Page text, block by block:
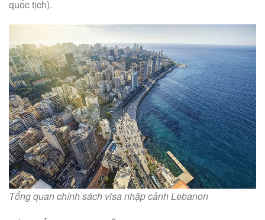
quốc tịch).
Tổng quan chính sách visa nhập cảnh Lebanon